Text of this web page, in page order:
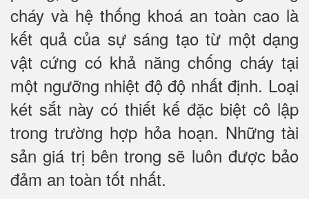
cháy và hệ thống khoá an toàn cao là
kết quả của sự sáng tạo từ một dạng
vật cứng có khả năng chống cháy tại
một ngưỡng nhiệt độ độ nhất định. Loại
két sắt này có thiết kế đặc biệt cô lập
trong trường hợp hỏa hoạn. Những tài
sản giá trị bên trong sẽ luôn được bảo
đảm an toàn tốt nhất.